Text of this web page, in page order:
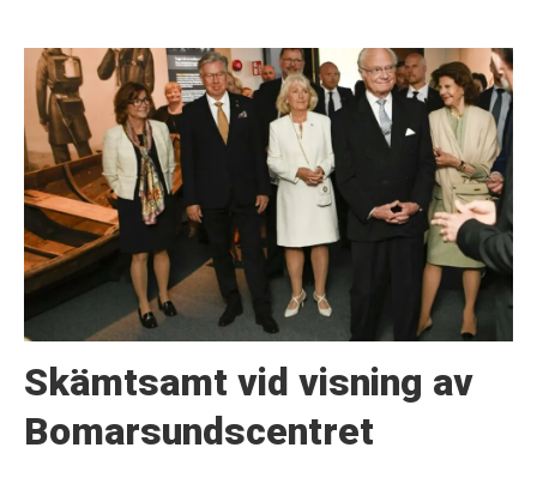
Skämtsamt vid visning av
Bomarsundscentret